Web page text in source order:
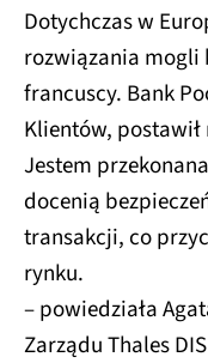
Dotychczas w
rozwiązania mogli
francuscy. Bank
Klientów,
Jestem
docenią
transakcji, co
rynku.
– powiedziała
Zarządu Thales